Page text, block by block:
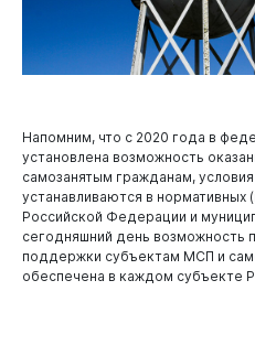
Напомним, что с 2020 года в
установлена возможность
самозанятым гражданам,
устанавливаются в нормативных
Российской Федерации и
сегодняшний день возможность
поддержки субъектам МСП и
обеспечена в каждом субъекте